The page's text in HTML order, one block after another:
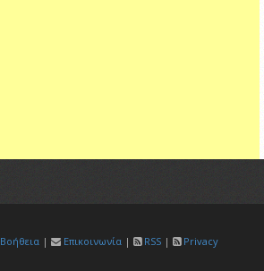
Βοήθεια | Επικοινωνία | RSS |
Privacy